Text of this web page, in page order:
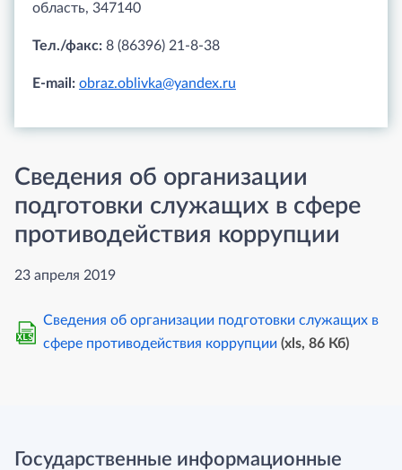
область, 347140
Тел./факс: 8 (86396) 21-8-38
E-mail: obraz.oblivka@yandex.ru
Сведения об организации
подготовки служащих в сфере
противодействия коррупции
23 апреля 2019
XLS
Сведения об организации подготовки служащих в
сфере противодействия коррупции (xls, 86 Кб)
Государственные информационные